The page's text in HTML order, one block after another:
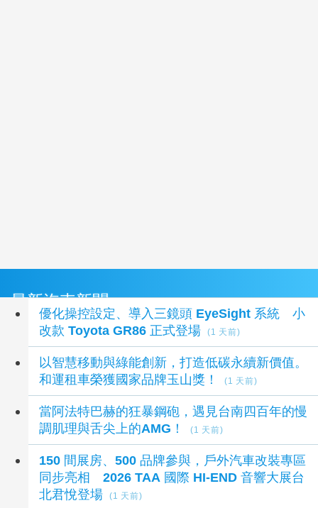
最新汽車新聞
優化操控設定、導入三鏡頭 EyeSight 系統 小
改款 Toyota GR86 正式登場
(1 天前)
以智慧移動與綠能創新，打造低碳永續新價值。
和運租車榮獲國家品牌玉山獎！
(1 天前)
當阿法特巴赫的狂暴鋼砲，遇見台南四百年的慢
調肌理與舌尖上的AMG！
(1 天前)
150 間展房、500 品牌參與，戶外汽車改裝專區
同步亮相 2026 TAA 國際 HI-END 音響大展台
北君悅登場
(1 天前)